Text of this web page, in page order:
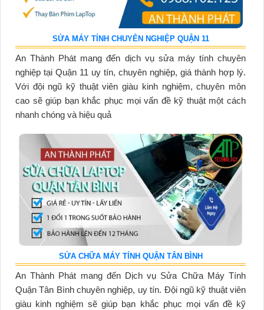
SỬA MÁY TÍNH CHUYÊN NGHIỆP QUẬN 11
An Thành Phát mang đến dịch vụ sửa máy tính chuyên
nghiệp tại Quận 11 uy tín, chuyên nghiệp, giá thành hợp lý.
Với đội ngũ kỹ thuật viên giàu kinh nghiệm, chuyên môn
cao sẽ giúp bạn khắc phục mọi vấn đề kỹ thuật một cách
nhanh chóng và hiệu quả
SỬA CHỮA MÁY TÍNH QUẬN TÂN BÌNH
An Thành Phát mang đến Dịch vụ Sửa Chữa Máy Tính
Quận Tân Bình chuyên nghiệp, uy tín. Đội ngũ kỹ thuật viên
giàu kinh nghiệm sẽ giúp bạn khắc phục mọi vấn đề kỹ